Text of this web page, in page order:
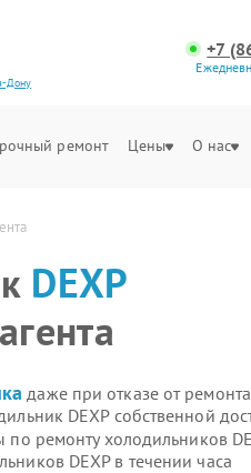
Дону
+7
ремонт Цены О нас
DEXP
даже при отказе от ремонта
DEXP собственной
по ремонту холодильников
DEXP в течении часа